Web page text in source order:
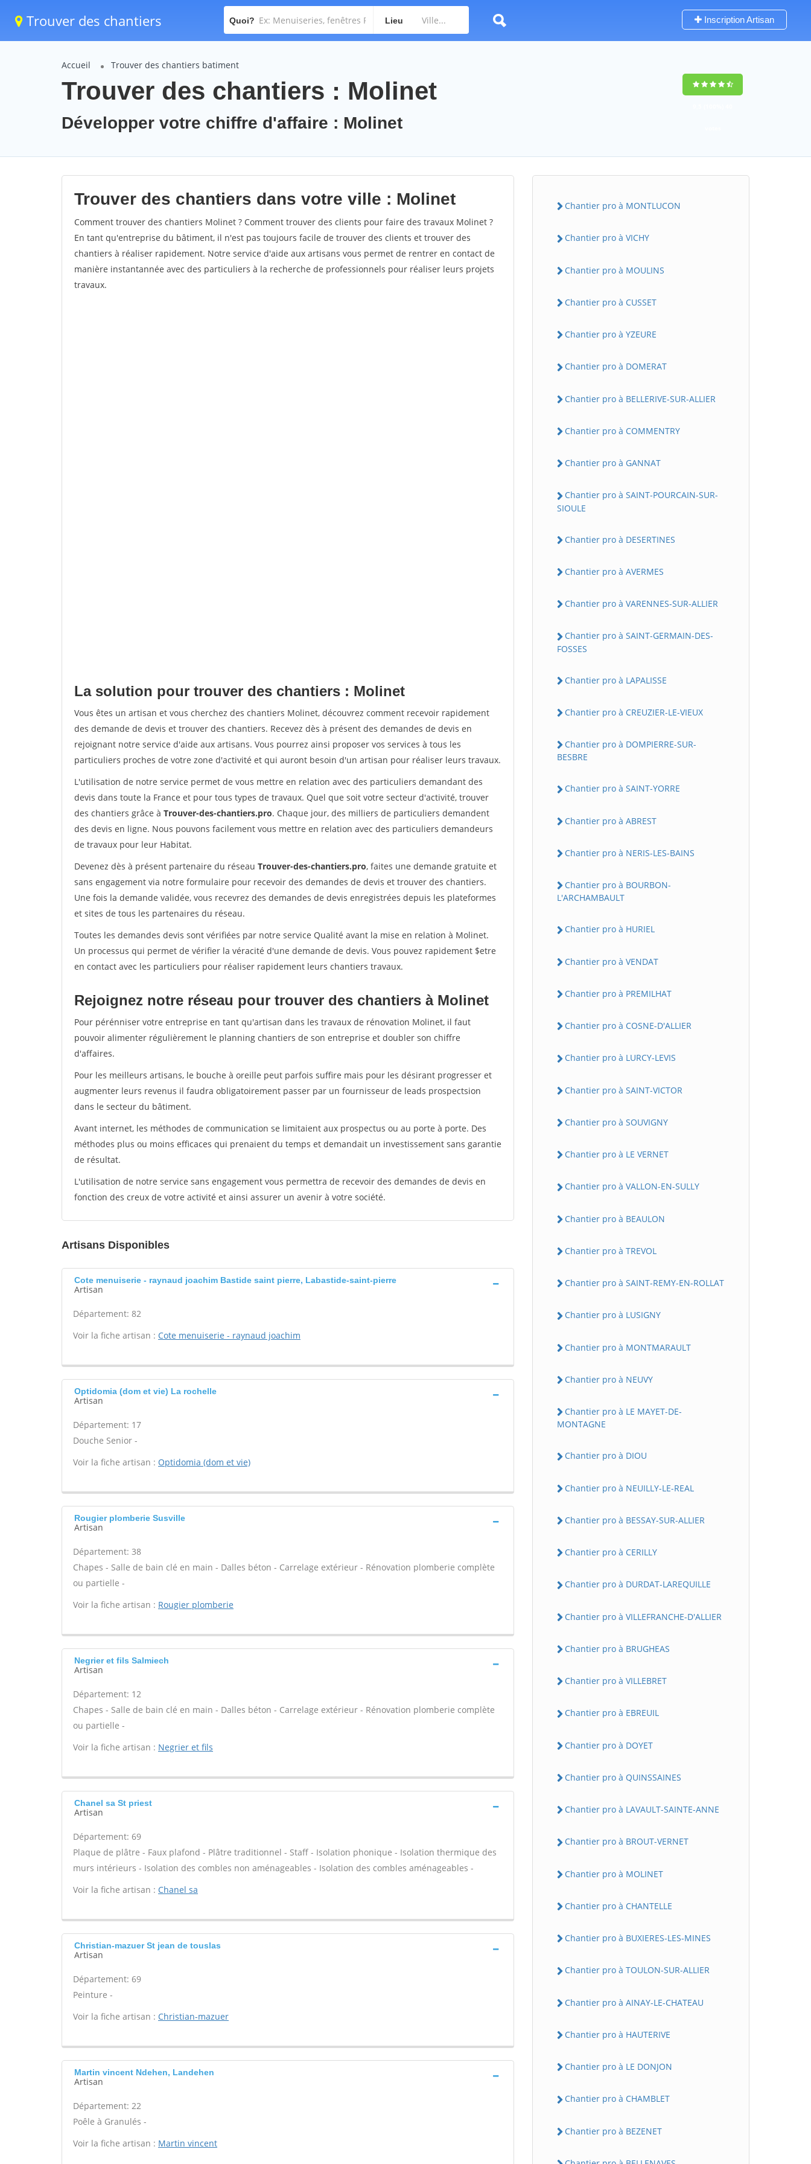
Trouver des chantiers Quoi? Lieu Inscription Artisan
Accueil Trouver des chantiers batiment
Trouver des chantiers : Molinet
Développer votre chiffre d'affaire : Molinet
Trouver des chantiers dans votre ville : Molinet
Comment trouver des chantiers Molinet ? Comment trouver des clients pour faire des travaux Molinet ?
En tant qu'entreprise du bâtiment, il n'est pas toujours facile de trouver des clients et trouver des
chantiers à réaliser rapidement. Notre service d'aide aux artisans vous permet de rentrer en contact de
manière instantannée avec des particuliers à la recherche de professionnels pour réaliser leurs projets
travaux.
La solution pour trouver des chantiers : Molinet
Vous êtes un artisan et vous cherchez des chantiers Molinet, découvrez comment recevoir rapidement
des demande de devis et trouver des chantiers. Recevez dès à présent des demandes de devis en
rejoignant notre service d'aide aux artisans. Vous pourrez ainsi proposer vos services à tous les
particuliers proches de votre zone d'activité et qui auront besoin d'un artisan pour réaliser leurs travaux.
L'utilisation de notre service permet de vous mettre en relation avec des particuliers demandant des
devis dans toute la France et pour tous types de travaux. Quel que soit votre secteur d'activité, trouver
des chantiers grâce à Trouver-des-chantiers.pro. Chaque jour, des milliers de particuliers demandent
des devis en ligne. Nous pouvons facilement vous mettre en relation avec des particuliers demandeurs
de travaux pour leur Habitat.
Devenez dès à présent partenaire du réseau Trouver-des-chantiers.pro, faites une demande gratuite et
sans engagement via notre formulaire pour recevoir des demandes de devis et trouver des chantiers.
Une fois la demande validée, vous recevrez des demandes de devis enregistrées depuis les plateformes
et sites de tous les partenaires du réseau.
Toutes les demandes devis sont vérifiées par notre service Qualité avant la mise en relation à Molinet.
Un processus qui permet de vérifier la véracité d'une demande de devis. Vous pouvez rapidement $etre
en contact avec les particuliers pour réaliser rapidement leurs chantiers travaux.
Rejoignez notre réseau pour trouver des chantiers à Molinet
Pour pérénniser votre entreprise en tant qu'artisan dans les travaux de rénovation Molinet, il faut
pouvoir alimenter régulièrement le planning chantiers de son entreprise et doubler son chiffre
d'affaires.
Pour les meilleurs artisans, le bouche à oreille peut parfois suffire mais pour les désirant progresser et
augmenter leurs revenus il faudra obligatoirement passer par un fournisseur de leads prospectsion
dans le secteur du bâtiment.
Avant internet, les méthodes de communication se limitaient aux prospectus ou au porte à porte. Des
méthodes plus ou moins efficaces qui prenaient du temps et demandait un investissement sans garantie
de résultat.
L'utilisation de notre service sans engagement vous permettra de recevoir des demandes de devis en
fonction des creux de votre activité et ainsi assurer un avenir à votre société.
Artisans Disponibles
Cote menuiserie - raynaud joachim Bastide saint pierre, Labastide-saint-pierre
Artisan
Département: 82
Voir la fiche artisan : Cote menuiserie - raynaud joachim
Optidomia (dom et vie) La rochelle
Artisan
Département: 17
Douche Senior -
Voir la fiche artisan : Optidomia (dom et vie)
Rougier plomberie Susville
Artisan
Département: 38
Chapes - Salle de bain clé en main - Dalles béton - Carrelage extérieur - Rénovation plomberie complète
ou partielle -
Voir la fiche artisan : Rougier plomberie
Negrier et fils Salmiech
Artisan
Département: 12
Chapes - Salle de bain clé en main - Dalles béton - Carrelage extérieur - Rénovation plomberie complète
ou partielle -
Voir la fiche artisan : Negrier et fils
Chanel sa St priest
Artisan
Département: 69
Plaque de plâtre - Faux plafond - Plâtre traditionnel - Staff - Isolation phonique - Isolation thermique des
murs intérieurs - Isolation des combles non aménageables - Isolation des combles aménageables -
Voir la fiche artisan : Chanel sa
Christian-mazuer St jean de touslas
Artisan
Département: 69
Peinture -
Voir la fiche artisan : Christian-mazuer
Martin vincent Ndehen, Landehen
Artisan
Département: 22
Poêle à Granulés -
Voir la fiche artisan : Martin vincent
Chantier pro à MONTLUCON
Chantier pro à VICHY
Chantier pro à MOULINS
Chantier pro à CUSSET
Chantier pro à YZEURE
Chantier pro à DOMERAT
Chantier pro à BELLERIVE-SUR-ALLIER
Chantier pro à COMMENTRY
Chantier pro à GANNAT
Chantier pro à SAINT-POURCAIN-SUR-
SIOULE
Chantier pro à DESERTINES
Chantier pro à AVERMES
Chantier pro à VARENNES-SUR-ALLIER
Chantier pro à SAINT-GERMAIN-DES-
FOSSES
Chantier pro à LAPALISSE
Chantier pro à CREUZIER-LE-VIEUX
Chantier pro à DOMPIERRE-SUR-
BESBRE
Chantier pro à SAINT-YORRE
Chantier pro à ABREST
Chantier pro à NERIS-LES-BAINS
Chantier pro à BOURBON-
L'ARCHAMBAULT
Chantier pro à HURIEL
Chantier pro à VENDAT
Chantier pro à PREMILHAT
Chantier pro à COSNE-D'ALLIER
Chantier pro à LURCY-LEVIS
Chantier pro à SAINT-VICTOR
Chantier pro à SOUVIGNY
Chantier pro à LE VERNET
Chantier pro à VALLON-EN-SULLY
Chantier pro à BEAULON
Chantier pro à TREVOL
Chantier pro à SAINT-REMY-EN-ROLLAT
Chantier pro à LUSIGNY
Chantier pro à MONTMARAULT
Chantier pro à NEUVY
Chantier pro à LE MAYET-DE-
MONTAGNE
Chantier pro à DIOU
Chantier pro à NEUILLY-LE-REAL
Chantier pro à BESSAY-SUR-ALLIER
Chantier pro à CERILLY
Chantier pro à DURDAT-LAREQUILLE
Chantier pro à VILLEFRANCHE-D'ALLIER
Chantier pro à BRUGHEAS
Chantier pro à VILLEBRET
Chantier pro à EBREUIL
Chantier pro à DOYET
Chantier pro à QUINSSAINES
Chantier pro à LAVAULT-SAINTE-ANNE
Chantier pro à BROUT-VERNET
Chantier pro à MOLINET
Chantier pro à CHANTELLE
Chantier pro à BUXIERES-LES-MINES
Chantier pro à TOULON-SUR-ALLIER
Chantier pro à AINAY-LE-CHATEAU
Chantier pro à HAUTERIVE
Chantier pro à LE DONJON
Chantier pro à CHAMBLET
Chantier pro à BEZENET